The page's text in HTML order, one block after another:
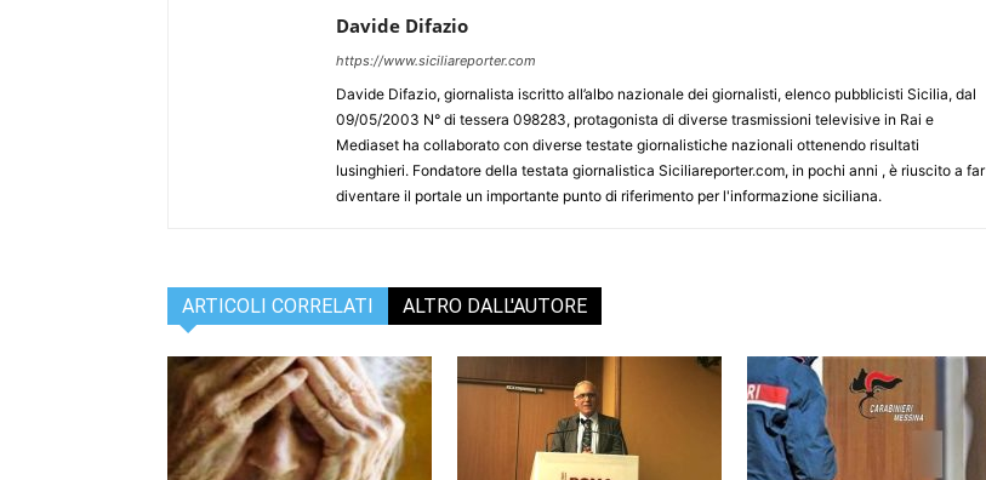
Davide Difazio
https://www.siciliareporter.com
Davide Difazio, giornalista iscritto all’albo nazionale dei giornalisti, elenco pubblicisti Sicilia, dal
09/05/2003 N° di tessera 098283, protagonista di diverse trasmissioni televisive in Rai e
Mediaset ha collaborato con diverse testate giornalistiche nazionali ottenendo risultati
lusinghieri. Fondatore della testata giornalistica Siciliareporter.com, in pochi anni , è riuscito a far
diventare il portale un importante punto di riferimento per l'informazione siciliana.
ARTICOLI CORRELATI ALTRO DALL'AUTORE